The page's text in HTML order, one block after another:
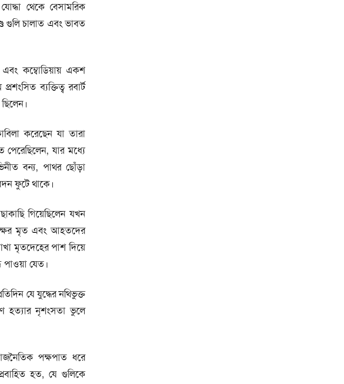
থেকে বেসামরিক
গুলি চালাত এবং ভাবত
কম্বোডিয়ায় একশ
ব্যক্তিত্ব রবার্ট
করেছেন যা তারা
পেরেছিলেন, যার মধ্যে
বন্য, পাথর ছোঁড়া
ফুটে থাকে।
গিয়েছিলেন যখন
মৃত এবং আহতদের
মৃতদেহের পাশ দিয়ে
পাওয়া যেত।
যে যুদ্ধের নথিভুক্ত
হত্যার নৃশংসতা ভুলে
পক্ষপাত ধরে
হত, যে গুলিকে